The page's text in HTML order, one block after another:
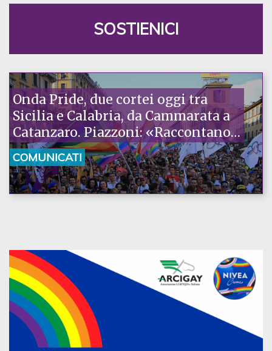
SOSTIENICI
Onda Pride, due cortei oggi tra
Sicilia e Calabria, da Cammarata a
Catanzaro. Piazzoni: «Raccontano
la nostra ostinazione»
COMUNICATI